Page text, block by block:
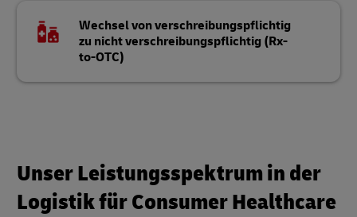
Wechsel von verschreibungspflichtig
zu nicht verschreibungspflichtig (Rx-
to-OTC)
Unser Leistungsspektrum in der
Logistik für Consumer Healthcare